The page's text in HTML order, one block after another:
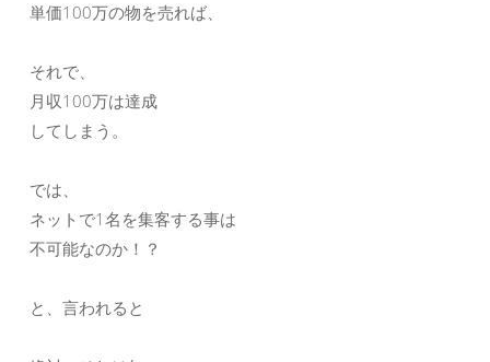
単価100万の物を売れば、
それで、
月収100万は達成
してしまう。
では、
ネットで1名を集客する事は
不可能なのか！？
と、言われると